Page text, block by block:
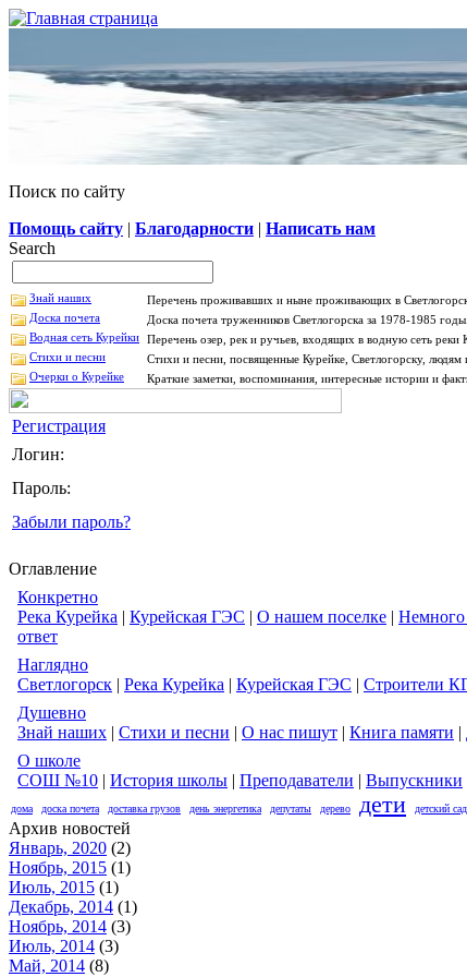
Поиск по сайту
Помощь сайту | Благодарности | Написать нам
Search
Знай наших
Перечень проживавших и ныне проживающих в
Доска почета
Доска почета труженников Светлогорска за 1978-1985
Водная сеть Курейки Перечень озер, рек и ручьев, входящих в водную сеть
Стихи и песни
Стихи и песни, посвященные Курейке, Светлогорску,
Очерки о Курейке
Краткие заметки, воспоминания, интересные истории и
Регистрация
Логин:
Пароль:
Забыли пароль?
Оглавление
Конкретно
Река Курейка | Курейская ГЭС | О нашем поселке | Немного
ответ
Наглядно
Светлогорск | Река Курейка | Курейская ГЭС | Строители
Душевно
Знай наших | Стихи и песни | О нас пишут | Книга памяти |
О школе
СОШ №10 | История школы | Преподаватели | Выпускники
дома доска почета доставка грузов день энергетика депутаты дерево дети детский сад
Архив новостей
Январь, 2020 (2)
Ноябрь, 2015 (1)
Июль, 2015 (1)
Декабрь, 2014 (1)
Ноябрь, 2014 (3)
Июль, 2014 (3)
Май, 2014 (8)